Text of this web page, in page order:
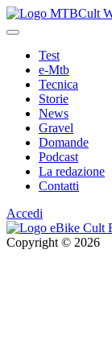
Test
e-Mtb
Tecnica
Storie
News
Gravel
Domande
Podcast
La redazione
Contatti
Accedi
Copyright © 2026